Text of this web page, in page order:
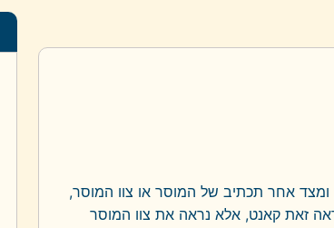
ומצד אחר תכתיב של המוסר או צוו המוסר,
זאת קאנט, אלא נראה את צוו המוסר